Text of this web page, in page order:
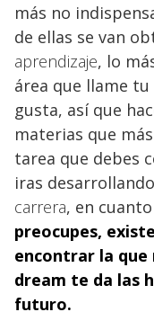
más no
de ellas se van
aprendizaje, lo
área que llame
gusta, así que
materias que
tarea que debes
iras
carrera, en
preocupes,
encontrar la que
dream te da las
futuro.